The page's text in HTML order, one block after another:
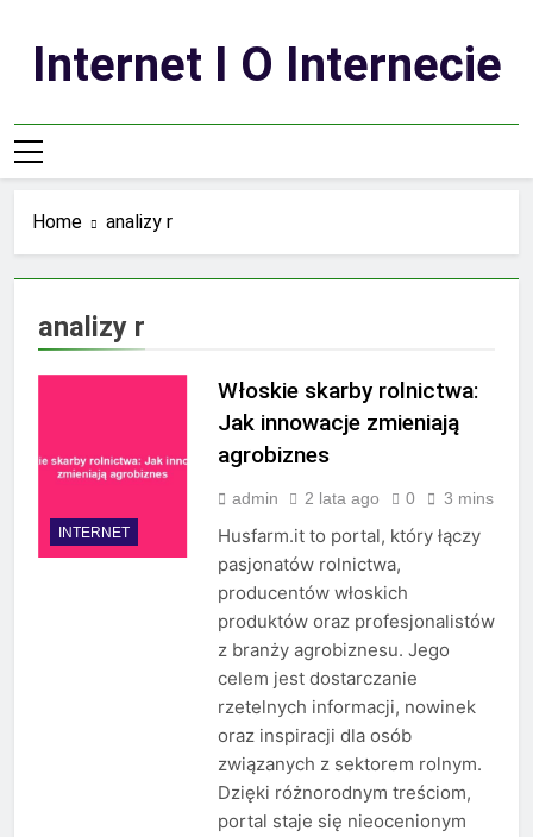
contentInternet I O Internecie
Home analizy r
analizy r
INTERNET
Włoskie skarby rolnictwa:
Jak innowacje zmieniają
agrobiznes
admin 2 lata ago 0 3 mins
Husfarm.it to portal, który łączy
pasjonatów rolnictwa,
producentów włoskich
produktów oraz profesjonalistów
z branży agrobiznesu. Jego
celem jest dostarczanie
rzetelnych informacji, nowinek
oraz inspiracji dla osób
związanych z sektorem rolnym.
Dzięki różnorodnym treściom,
portal staje się nieocenionym